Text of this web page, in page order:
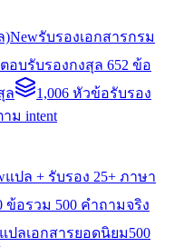
)Newรับรองเอกสารกรม
อบรับรองกงสุล 652 ข้อ
ล
1,006 หัวข้อรับรอง
ม intent
แปล + รับรอง 25+ ภาษา
ข้อรวม 500 คำถามจริง
ปลเอกสารยอดนิยม500